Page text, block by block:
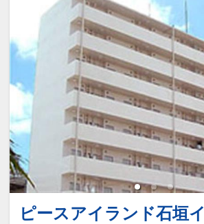
ピースアイランド石垣